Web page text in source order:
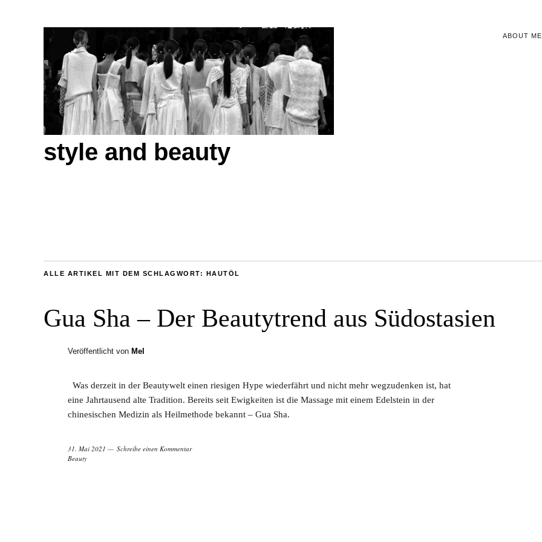
ABOUT ME
style and beauty
ALLE ARTIKEL MIT DEM SCHLAGWORT: HAUTÖL
Gua Sha – Der Beautytrend aus Südostasien
Veröffentlicht von Mel
Was derzeit in der Beautywelt einen riesigen Hype wiederfährt und nicht mehr wegzudenken ist, hat
eine Jahrtausend alte Tradition. Bereits seit Ewigkeiten ist die Massage mit einem Edelstein in der
chinesischen Medizin als Heilmethode bekannt – Gua Sha.
31. Mai 2021
Schreibe einen Kommentar
Beauty